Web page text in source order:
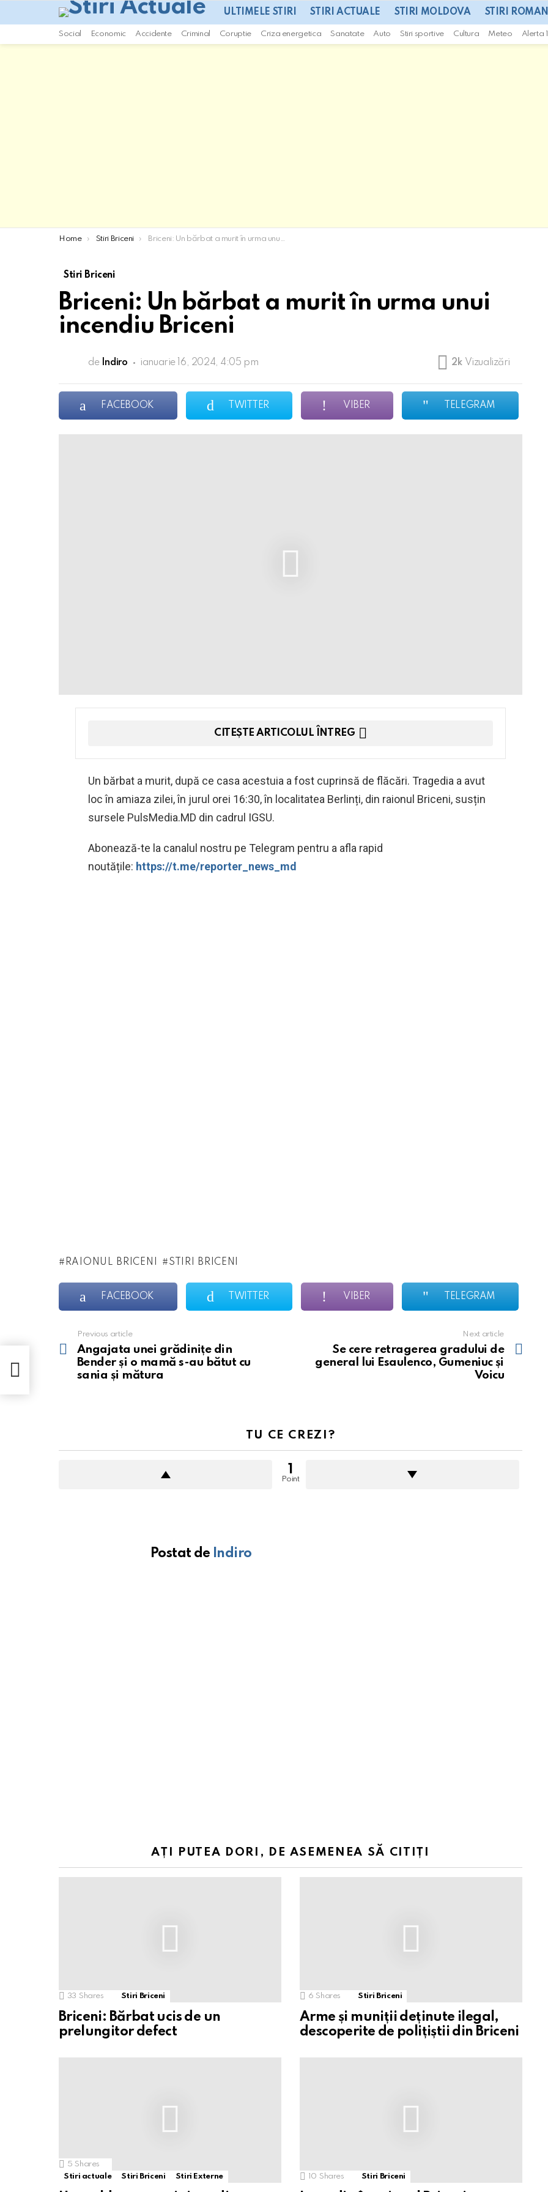
ULTIMELE STIRI STIRI ACTUALE STIRI MOLDOVA STIRI
Social Economic Accidente Criminal Coruptie Criza energetica Sanatate Auto Stiri sportive Cultura Meteo Alerta
You are here:
Home Stiri Briceni Briceni: Un bărbat a murit în urma unui incendiu Briceni
Stiri Briceni
Briceni: Un bărbat a murit în urma unui
incendiu Briceni
de Indiro ianuarie 16, 2024, 4:05 pm 2k Vizualizări
FACEBOOK TWITTER VIBER TELEGRAM
CITEȘTE ARTICOLUL ÎNTREG
Un bărbat a murit, după ce casa acestuia a fost cuprinsă de flăcări. Tragedia a avut
loc în amiaza zilei, în jurul orei 16:30, în localitatea Berlinți, din raionul Briceni, susțin
sursele PulsMedia.MD din cadrul IGSU.
Abonează-te la canalul nostru pe Telegram pentru a afla rapid
noutățile: https://t.me/reporter_news_md
RAIONUL BRICENI STIRI BRICENI
FACEBOOK TWITTER VIBER TELEGRAM
more
Previous article
Angajata unei grădinițe din
Bender și o mamă s-au bătut cu
sania și mătura
Next article
Se cere retragerea gradului de
general lui Esaulenco, Gumeniuc și
Voicu
TU CE CREZI?
Point
Postat de Indiro
AȚI PUTEA DORI, DE ASEMENEA SĂ CITIȚI
33 Shares Stiri Briceni
Briceni: Bărbat ucis de un
prelungitor defect
6 Shares Stiri Briceni
Arme și muniții deținute ilegal,
descoperite de polițiștii din Briceni
5 Shares
Stiri actuale
Stiri Briceni Stiri Externe 10 Shares Stiri Briceni